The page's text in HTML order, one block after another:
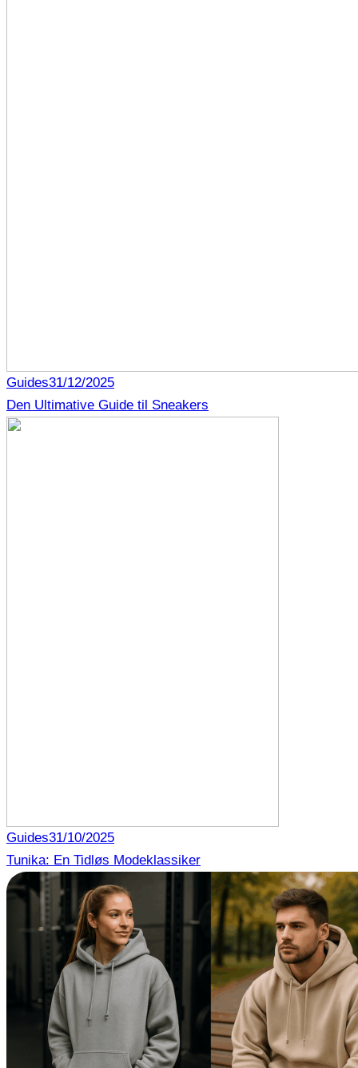
Guides31/12/2025
Den Ultimative Guide til Sneakers
Guides31/10/2025
Tunika: En Tidløs Modeklassiker